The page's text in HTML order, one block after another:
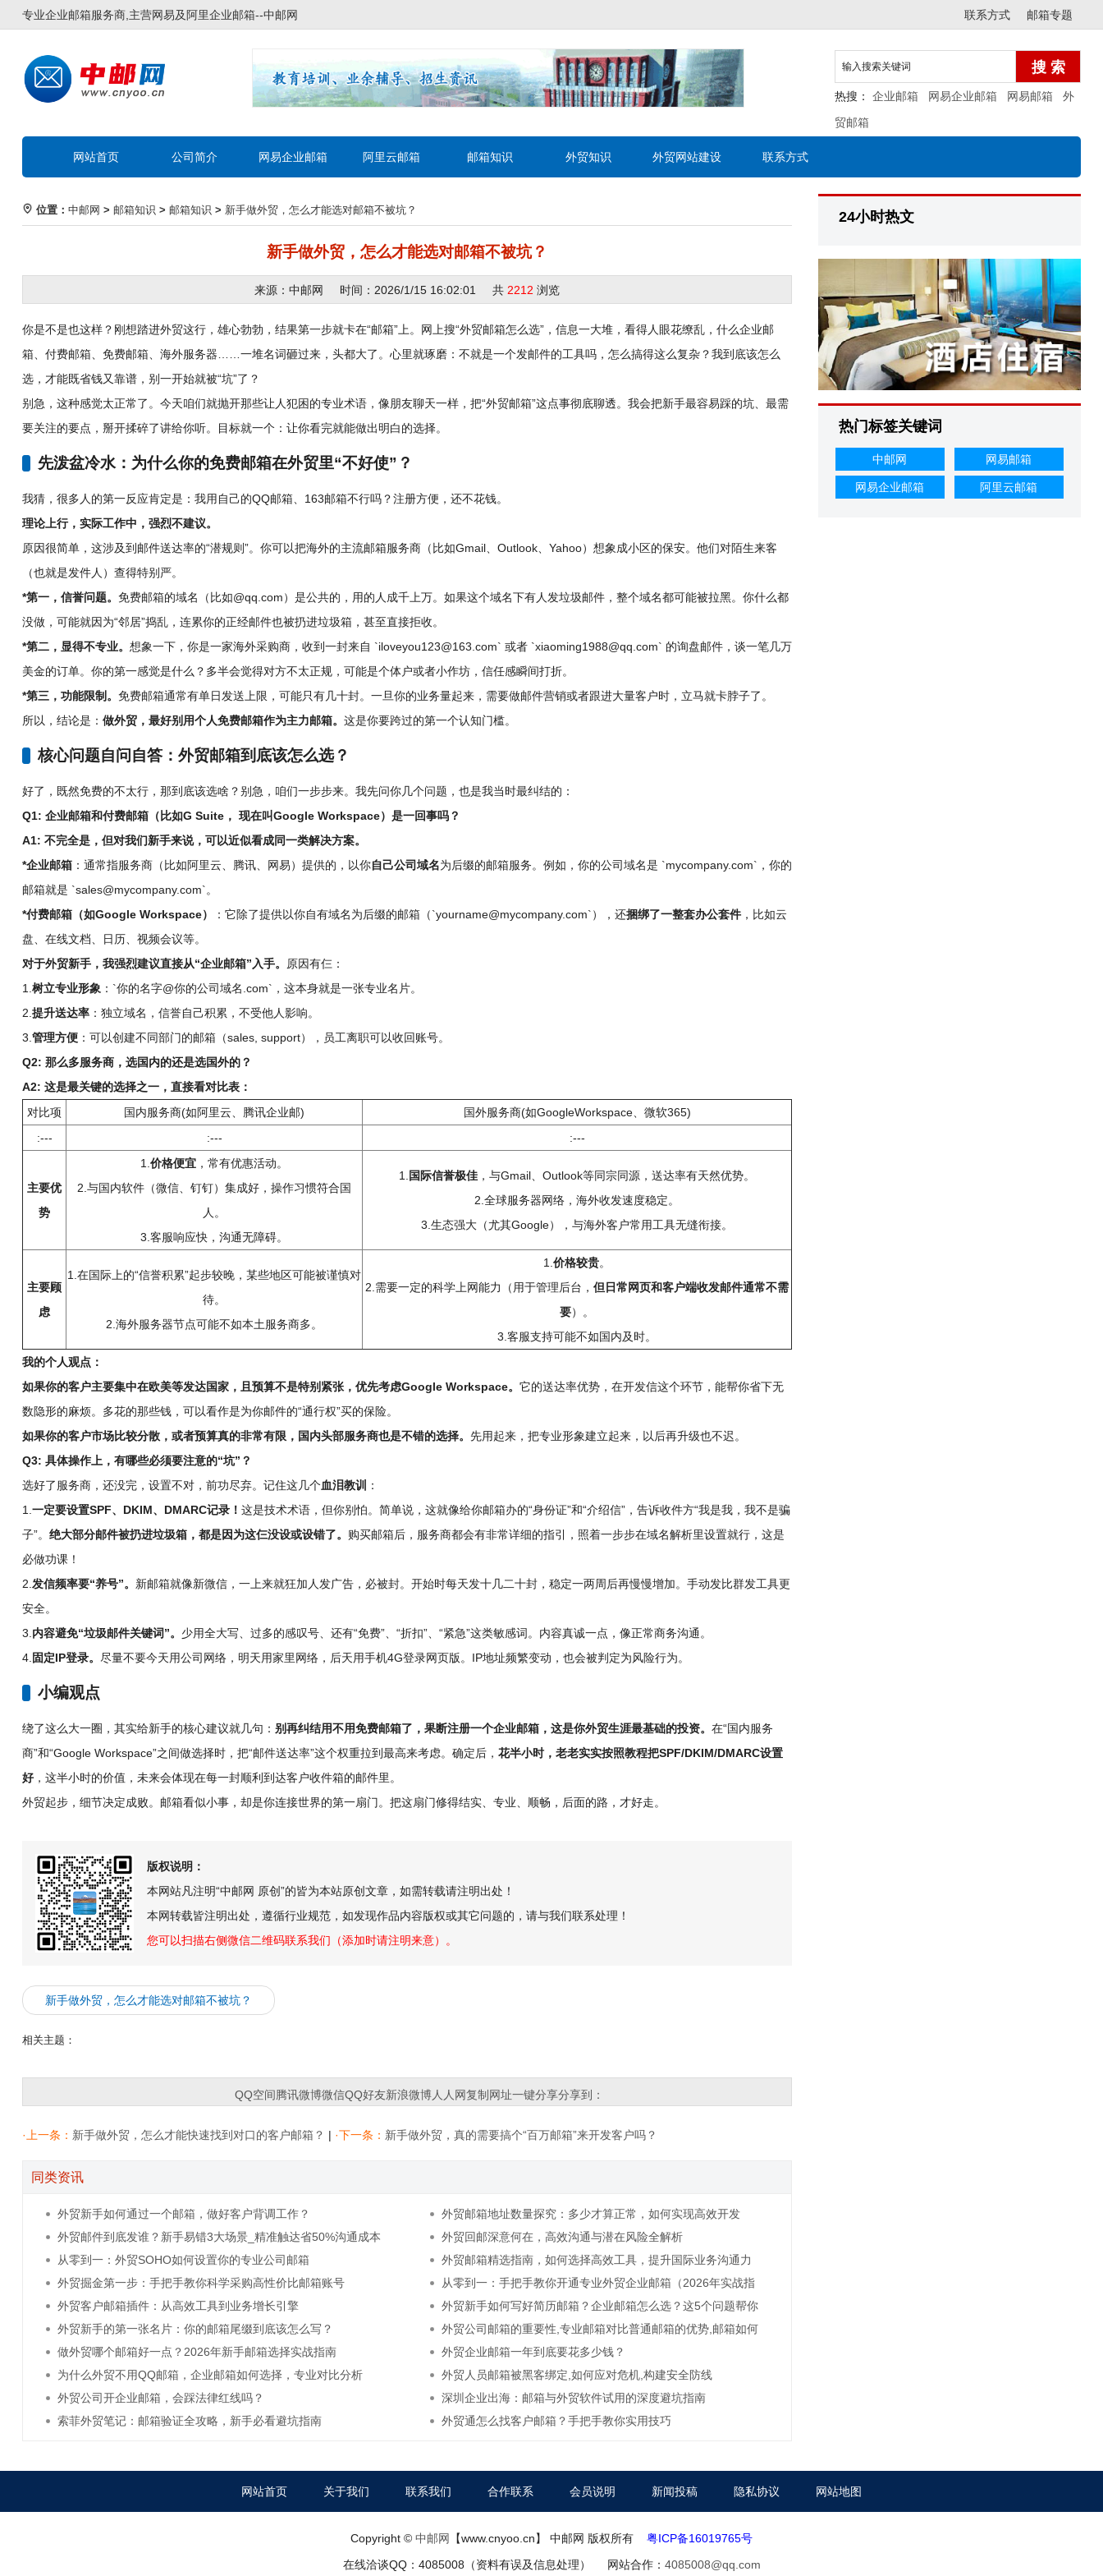
专业企业邮箱服务商,主营网易及阿里企业邮箱--中邮网 邮箱专题
联系方式
热搜： 企业邮箱 网易企业邮箱 网易邮箱
外
贸邮箱
网站首页 公司简介 网易企业邮箱 阿里云邮箱 邮箱知识 外贸知识 外贸网站建设 联系方式
位置： 中邮网 > 邮箱知识 > 邮箱知识 > 新手做外贸，怎么才能选对邮箱不被坑？
新手做外贸，怎么才能选对邮箱不被坑？
来源：中邮网 时间：2026/1/15 16:02:01 共 2212 浏览
你是不是也这样？刚想踏进外贸这行，雄心勃勃，结果第一步就卡在“邮箱”上。网上搜“外贸邮箱怎么选”，信息一大堆，看得人眼花缭乱，什么企业邮
箱、付费邮箱、免费邮箱、海外服务器……一堆名词砸过来，头都大了。心里就琢磨：不就是一个发邮件的工具吗，怎么搞得这么复杂？我到底该怎么
选，才能既省钱又靠谱，别一开始就被“坑”了？
别急，这种感觉太正常了。今天咱们就抛开那些让人犯困的专业术语，像朋友聊天一样，把“外贸邮箱”这点事彻底聊透。我会把新手最容易踩的坑、最需
要关注的要点，掰开揉碎了讲给你听。目标就一个：让你看完就能做出明白的选择。
先泼盆冷水：为什么你的免费邮箱在外贸里“不好使”？
我猜，很多人的第一反应肯定是：我用自己的QQ邮箱、163邮箱不行吗？注册方便，还不花钱。
理论上行，实际工作中，强烈不建议。
原因很简单，这涉及到邮件送达率的“潜规则”。你可以把海外的主流邮箱服务商（比如Gmail、Outlook、Yahoo）想象成小区的保安。他们对陌生来客
（也就是发件人）查得特别严。
*第一，信誉问题。 免费邮箱的域名（比如@qq.com）是公共的，用的人成千上万。如果这个域名下有人发垃圾邮件，整个域名都可能被拉黑。你什么都
没做，可能就因为“邻居”捣乱，连累你的正经邮件也被扔进垃圾箱，甚至直接拒收。
*第二，显得不专业。 想象一下，你是一家海外采购商，收到一封来自 `iloveyou123@163.com` 或者 `xiaoming1988@qq.com` 的询盘邮件，谈一笔几万
美金的订单。你的第一感觉是什么？多半会觉得对方不太正规，可能是个体户或者小作坊，信任感瞬间打折。
*第三，功能限制。 免费邮箱通常有单日发送上限，可能只有几十封。一旦你的业务量起来，需要做邮件营销或者跟进大量客户时，立马就卡脖子了。
所以，结论是： 做外贸，最好别用个人免费邮箱作为主力邮箱。 这是你要跨过的第一个认知门槛。
核心问题自问自答：外贸邮箱到底该怎么选？
好了，既然免费的不太行，那到底该选啥？别急，咱们一步步来。我先问你几个问题，也是我当时最纠结的：
Q1: 企业邮箱和付费邮箱（比如G Suite， 现在叫Google Workspace）是一回事吗？
A1: 不完全是，但对我们新手来说，可以近似看成同一类解决方案。
*企业邮箱 ：通常指服务商（比如阿里云、腾讯、网易）提供的，以你自己公司域名为后缀的邮箱服务。例如，你的公司域名是 `mycompany.com`，你的
邮箱就是 `sales@mycompany.com`。
*付费邮箱（如Google Workspace）
：它除了提供以你自有域名为后缀的邮箱（`yourname@mycompany.com`），还捆绑了一整套办公套件 ，比如云
盘、在线文档、日历、视频会议等。
对于外贸新手，我强烈建议直接从“企业邮箱”入手。
原因有仨：
1. 树立专业形象 ：`你的名字@你的公司域名.com`，这本身就是一张专业名片。
2. 提升送达率 ：独立域名，信誉自己积累，不受他人影响。
3. 管理方便 ：可以创建不同部门的邮箱（sales, support），员工离职可以收回账号。
Q2: 那么多服务商，选国内的还是选国外的？
A2: 这是最关键的选择之一，直接看对比表：
对比项
国内服务商(如阿里云、腾讯企业邮)
国外服务商(如GoogleWorkspace、微软365)
:---
:--- :---
主要优
势
1. 价格便宜 ，常有优惠活动。
2.与国内软件（微信、钉钉）集成好，操作习惯符合国
人。
3.客服响应快，沟通无障碍。
1. 国际信誉极佳 ，与Gmail、Outlook等同宗同源，送达率有天然优势。
2.全球服务器网络，海外收发速度稳定。
3.生态强大（尤其Google），与海外客户常用工具无缝衔接。
主要顾
虑
1.在国际上的“信誉积累”起步较晚，某些地区可能被谨慎对
待。
2.海外服务器节点可能不如本土服务商多。
1. 价格较贵。
2.需要一定的科学上网能力（用于管理后台， 但日常网页和客户端收发邮件通常不需
要）。
3.客服支持可能不如国内及时。
我的个人观点：
如果你的客户主要集中在欧美等发达国家，且预算不是特别紧张，优先考虑Google Workspace。 它的送达率优势，在开发信这个环节，能帮你省下无
数隐形的麻烦。多花的那些钱，可以看作是为你邮件的“通行权”买的保险。
如果你的客户市场比较分散，或者预算真的非常有限，国内头部服务商也是不错的选择。 先用起来，把专业形象建立起来，以后再升级也不迟。
Q3: 具体操作上，有哪些必须要注意的“坑”？
选好了服务商，还没完，设置不对，前功尽弃。记住这几个血泪教训
：
1. 一定要设置SPF、DKIM、DMARC记录！ 这是技术术语，但你别怕。简单说，这就像给你邮箱办的“身份证”和“介绍信”，告诉收件方“我是我，我不是骗
子”。 绝大部分邮件被扔进垃圾箱，都是因为这仨没设或设错了。 购买邮箱后，服务商都会有非常详细的指引，照着一步步在域名解析里设置就行，这是
必做功课！
2. 发信频率要“养号”。 新邮箱就像新微信，一上来就狂加人发广告，必被封。开始时每天发十几二十封，稳定一两周后再慢慢增加。手动发比群发工具更
安全。
3. 内容避免“垃圾邮件关键词”。 少用全大写、过多的感叹号、还有“免费”、“折扣”、“紧急”这类敏感词。内容真诚一点，像正常商务沟通。
4. 固定IP登录。 尽量不要今天用公司网络，明天用家里网络，后天用手机4G登录网页版。IP地址频繁变动，也会被判定为风险行为。
小编观点
绕了这么大一圈，其实给新手的核心建议就几句： 别再纠结用不用免费邮箱了，果断注册一个企业邮箱，这是你外贸生涯最基础的投资。 在“国内服务
商”和“Google Workspace”之间做选择时，把“邮件送达率”这个权重拉到最高来考虑。确定后， 花半小时，老老实实按照教程把SPF/DKIM/DMARC设置
好 ，这半小时的价值，未来会体现在每一封顺利到达客户收件箱的邮件里。
外贸起步，细节决定成败。邮箱看似小事，却是你连接世界的第一扇门。把这扇门修得结实、专业、顺畅，后面的路，才好走。
版权说明：
本网站凡注明“中邮网 原创”的皆为本站原创文章，如需转载请注明出处！
本网转载皆注明出处，遵循行业规范，如发现作品内容版权或其它问题的，请与我们联系处理！
您可以扫描右侧微信二维码联系我们（添加时请注明来意）。
新手做外贸，怎么才能选对邮箱不被坑？
相关主题：
QQ空间腾讯微博微信QQ好友新浪微博人人网复制网址一键分享分享到：
·上一条： 新手做外贸，怎么才能快速找到对口的客户邮箱？ | ·下一条： 新手做外贸，真的需要搞个“百万邮箱”来开发客户吗？
同类资讯
外贸新手如何通过一个邮箱，做好客户背调工作？
外贸邮箱地址数量探究：多少才算正常，如何实现高效开发
外贸邮件到底发谁？新手易错3大场景_精准触达省50%沟通成本
外贸回邮深意何在，高效沟通与潜在风险全解析
从零到一：外贸SOHO如何设置你的专业公司邮箱
外贸邮箱精选指南，如何选择高效工具，提升国际业务沟通力
外贸掘金第一步：手把手教你科学采购高性价比邮箱账号
从零到一：手把手教你开通专业外贸企业邮箱（2026年实战指
南）
外贸客户邮箱插件：从高效工具到业务增长引擎
外贸新手如何写好简历邮箱？企业邮箱怎么选？这5个问题帮你
省下80%沟通成
外贸新手的第一张名片：你的邮箱尾缀到底该怎么写？
外贸公司邮箱的重要性,专业邮箱对比普通邮箱的优势,邮箱如何
提升外贸业务效
做外贸哪个邮箱好一点？2026年新手邮箱选择实战指南
外贸企业邮箱一年到底要花多少钱？
为什么外贸不用QQ邮箱，企业邮箱如何选择，专业对比分析
外贸人员邮箱被黑客绑定,如何应对危机,构建安全防线
外贸公司开企业邮箱，会踩法律红线吗？
深圳企业出海：邮箱与外贸软件试用的深度避坑指南
索菲外贸笔记：邮箱验证全攻略，新手必看避坑指南
外贸通怎么找客户邮箱？手把手教你实用技巧
24小时热文
热门标签关键词
中邮网 网易邮箱
网易企业邮箱 阿里云邮箱
网站首页 关于我们 联系我们 合作联系 会员说明 新闻投稿 隐私协议 网站地图
Copyright © 中邮网 【www.cnyoo.cn】 中邮网 版权所有 粤ICP备16019765号
在线洽谈QQ：4085008（资料有误及信息处理） 网站合作： 4085008@qq.com